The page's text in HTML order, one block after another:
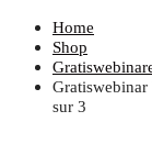
Home
Shop
sur 3